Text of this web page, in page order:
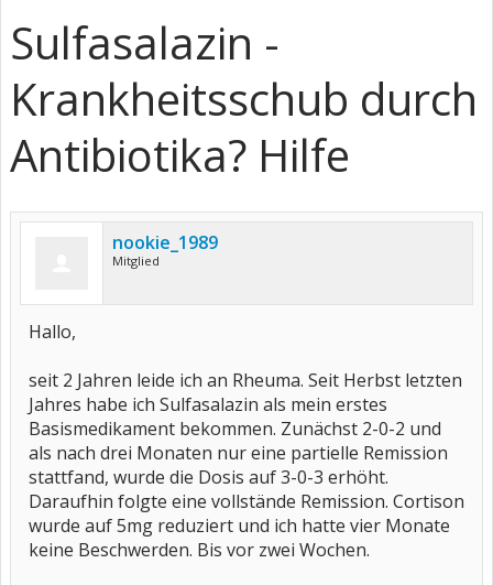
Sulfasalazin -
Krankheitsschub durch
Antibiotika? Hilfe
nookie_1989
Mitglied
Hallo,
seit 2 Jahren leide ich an Rheuma. Seit Herbst letzten
Jahres habe ich Sulfasalazin als mein erstes
Basismedikament bekommen. Zunächst 2-0-2 und
als nach drei Monaten nur eine partielle Remission
stattfand, wurde die Dosis auf 3-0-3 erhöht.
Daraufhin folgte eine vollstände Remission. Cortison
wurde auf 5mg reduziert und ich hatte vier Monate
keine Beschwerden. Bis vor zwei Wochen.